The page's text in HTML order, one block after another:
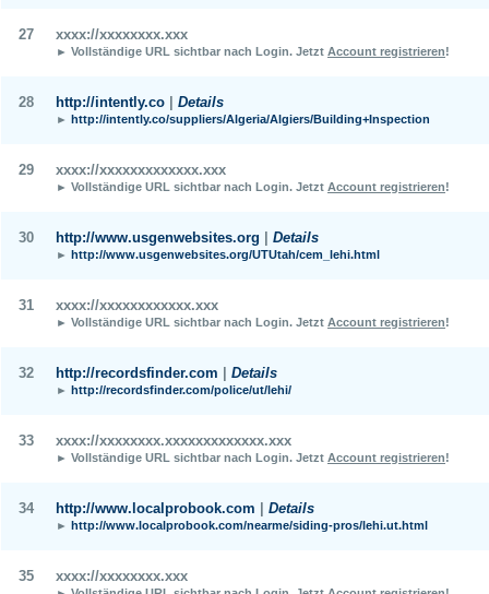
27 xxxx://xxxxxxxx.xxx
► Vollständige URL sichtbar nach Login. Jetzt Account registrieren!
28 http://intently.co Details
► http://intently.co/suppliers/Algeria/Algiers/Building+Inspection
29 xxxx://xxxxxxxxxxxxx.xxx
► Vollständige URL sichtbar nach Login. Jetzt Account registrieren!
30 http://www.usgenwebsites.org Details
► http://www.usgenwebsites.org/UTUtah/cem_lehi.html
31 xxxx://xxxxxxxxxxxx.xxx
► Vollständige URL sichtbar nach Login. Jetzt Account registrieren!
32 http://recordsfinder.com Details
► http://recordsfinder.com/police/ut/lehi/
33 xxxx://xxxxxxxx.xxxxxxxxxxxxx.xxx
► Vollständige URL sichtbar nach Login. Jetzt Account registrieren!
34 http://www.localprobook.com Details
► http://www.localprobook.com/nearme/siding-pros/lehi.ut.html
35 xxxx://xxxxxxxx.xxx